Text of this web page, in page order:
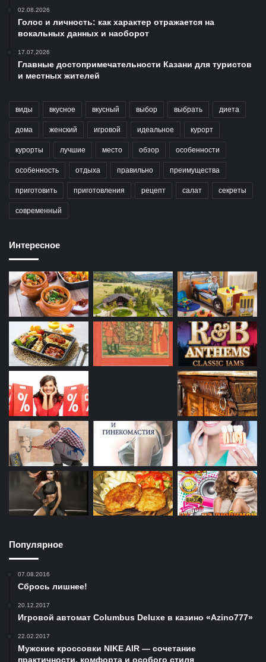
02.08.2026
Голос и личность: как характер отражается на
вокальных данных и наоборот
17.07.2026
Главные достопримечательности Казани для туристов
и местных жителей
виды вкусное вкусный выбор выбрать диета
дома женский игровой идеальное курорт
курорты лучшие место обзор особенности
особенность отдыха правильно преимущества
приготовить приготовления рецепт салат секреты
современный
Интересное
Популярное
07.08.2016
Сбрось лишнее!
20.12.2017
Игровой автомат Columbus Deluxe в казино «Azino777»
22.02.2017
Мужские кроссовки NIKE AIR — сочетание
практичности, комфорта и особого стиля